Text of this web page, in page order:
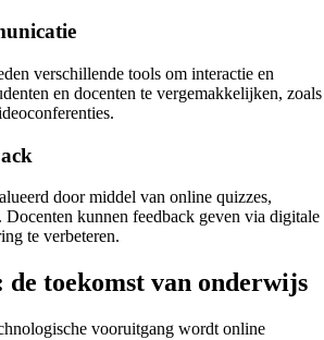
verschillende tools om interactie en
en docenten te vergemakkelijken, zoals
door middel van online quizzes,
Docenten kunnen feedback geven via digitale
te verbeteren.
de toekomst van onderwijs
vooruitgang wordt online